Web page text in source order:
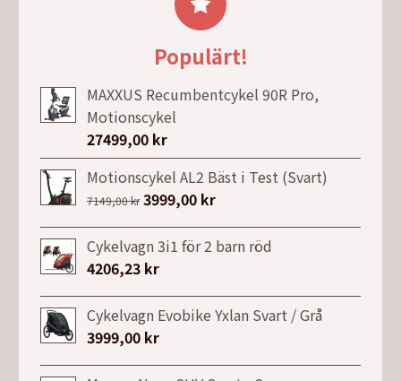
6399,00 kr.
5969,00 kr.
Populärt!
MAXXUS Recumbentcykel 90R Pro,
Motionscykel
27499,00 kr
Motionscykel AL2 Bäst i Test (Svart)
7149,00kr Det
ursprungliga
priset
var:
3999,00 krDet
nuvarande
priset
Cykelvagn 3i1 för 2 barn röd
4206,23 kr
Cykelvagn Evobike Yxlan Svart / Grå
3999,00 kr